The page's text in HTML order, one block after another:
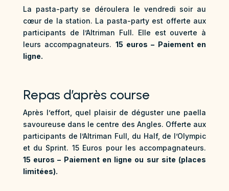
La pasta-party se déroulera le vendredi soir au
cœur de la station. La pasta-party est offerte aux
participants de l’Altriman Full. Elle est ouverte à
leurs accompagnateurs. 15 euros – Paiement en
ligne.
Repas d’après course
Après l’effort, quel plaisir de déguster une paella
savoureuse dans le centre des Angles. Offerte aux
participants de l’Altriman Full, du Half, de l’Olympic
et du Sprint. 15 Euros pour les accompagnateurs.
15 euros – Paiement en ligne ou sur site (places
limitées).